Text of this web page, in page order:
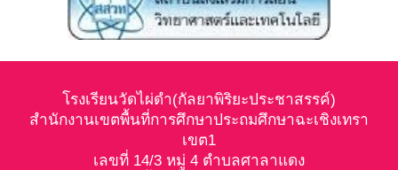
โรงเรียนวัดไผ่ดำ(กัลยาพิริยะประชาสรรค์)
สำนักงานเขตพื้นที่การศึกษาประถมศึกษาฉะเชิงเทรา
เขต1
เลขที่ 14/3 หมู่ 4 ตำบลศาลาแดง